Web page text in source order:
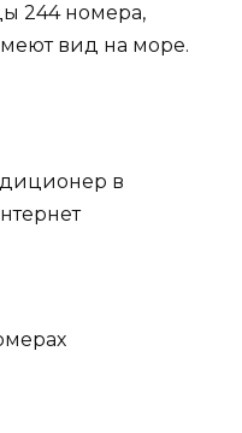
244 номера,
вид на море.
в